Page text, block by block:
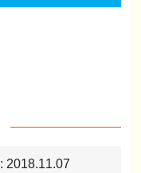
: 2018.11.07